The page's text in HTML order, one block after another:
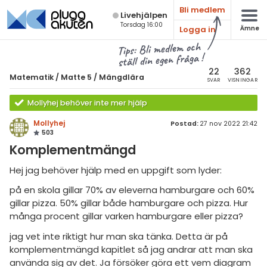
Live­hjälpen
Torsdag 16:00
Bli medlem
Logga in
Ämne
Tips: Bli medlem och
ställ din egen fråga !
Matematik / Matte 5 / Mängdlära 22
SVAR
362
VISNINGAR
Mollyhej behöver inte mer hjälp
Mollyhej
503
Postad: 27 nov 2022 21:42
Komplementmängd
Hej jag behöver hjälp med en uppgift som lyder:
på en skola gillar 70% av eleverna hamburgare och 60%
gillar pizza. 50% gillar både hamburgare och pizza. Hur
många procent gillar varken hamburgare eller pizza?
jag vet inte riktigt hur man ska tänka. Detta är på
komplementmängd kapitlet så jag andrar att man ska
använda sig av det. Ja försöker göra ett vem diagram
Alla ämnen
Alla trådar
7
8
9
1
2
3
4
Matematik
Matte 5
Alla trådar
Kombinatorik
Differentialekvationer
Integraler
& Bygg
språk